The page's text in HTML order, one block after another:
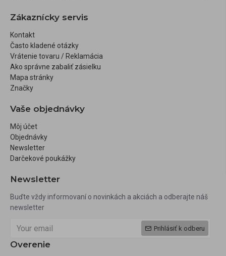
Zákaznícky servis
Kontakt
Často kladené otázky
Vrátenie tovaru / Reklamácia
Ako správne zabaliť zásielku
Mapa stránky
Značky
Vaše objednávky
Môj účet
Objednávky
Newsletter
Darčekové poukážky
Newsletter
Buďte vždy informovaní o novinkách a akciách a odberajte náš
newsletter
Prihlásiť k odberu
Overenie